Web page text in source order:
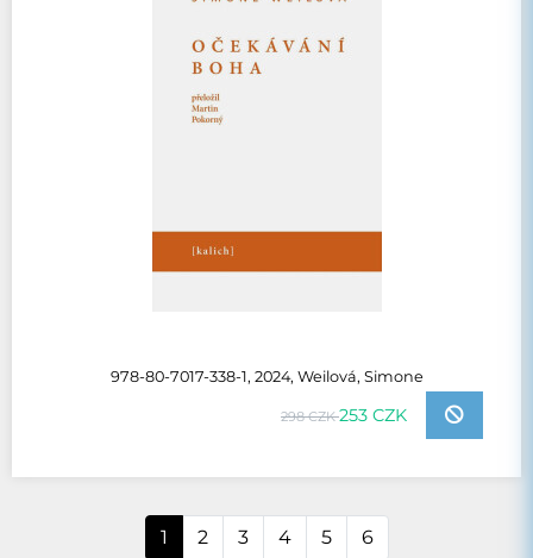
978-80-7017-338-1, 2024, Weilová, Simone
298 CZK253 CZK
1 2 3 4 5 6